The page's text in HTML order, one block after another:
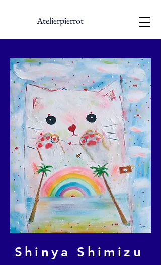
Atelierpierrot
Shinya Shimizu